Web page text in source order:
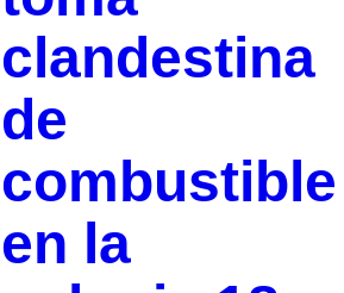
clandestina
de
combustible
en la